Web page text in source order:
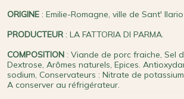
ORIGINE : Emilie-Romagne, ville de Sant'
PRODUCTEUR : LA FATTORIA DI PARMA.
COMPOSITION : Viande de porc fraiche, Sel
Dextrose, Arômes naturels, Epices.
sodium, Conservateurs : Nitrate de
A conserver au réfrigérateur.